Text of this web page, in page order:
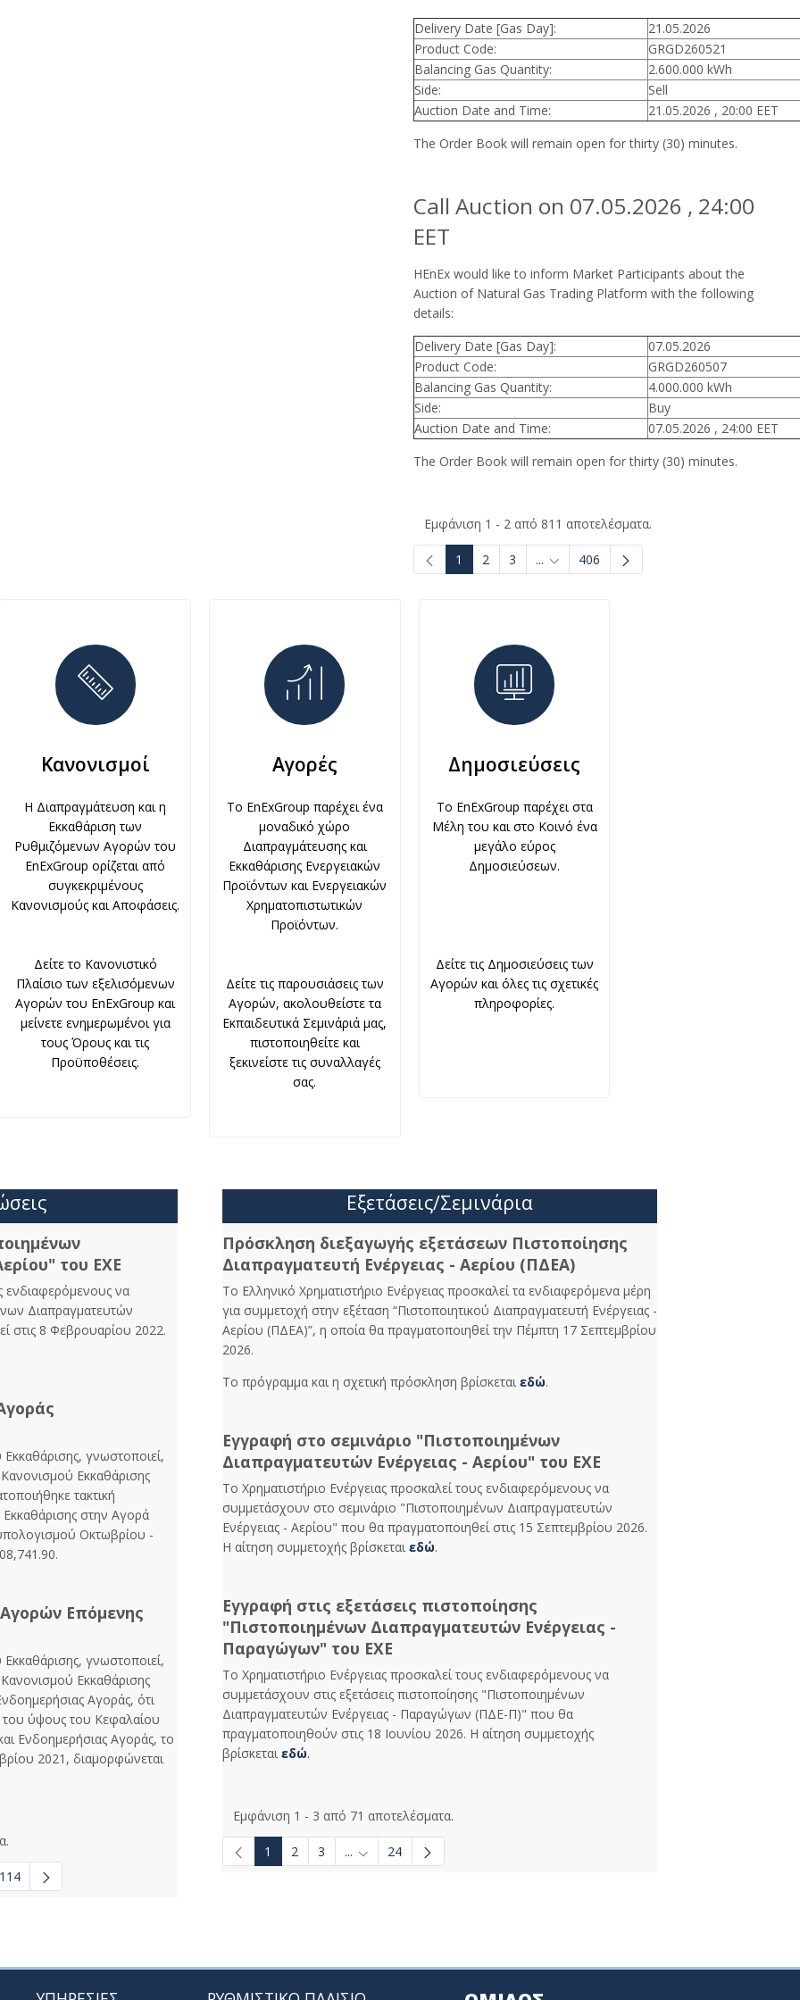
Delivery Date [Gas Day]:
21.05.2026
Product Code:
GRGD260521
Balancing Gas Quantity:
2.600.000 kWh
Side:
Sell
Auction Date and Time:
21.05.2026 , 20:00 EET
The Order Book will remain open for thirty (30) minutes.
Call Auction on 07.05.2026 , 24:00
EET
HEnEx would like to inform Market Participants about the
Auction of Natural Gas Trading Platform with the following
details:
Delivery Date [Gas Day]:
07.05.2026
Product Code:
GRGD260507
Balancing Gas Quantity:
4.000.000 kWh
Side:
Buy
Auction Date and Time:
07.05.2026 , 24:00 EET
The Order Book will remain open for thirty (30) minutes.
Εμφάνιση 1 - 2 από 811 αποτελέσματα.
1 2 3 ... Ενδιάμεσες σελίδες Use TAB to navigate.
406
Κανονισμοί
Η Διαπραγμάτευση και η
Εκκαθάριση των
Ρυθμιζόμενων Αγορών του
EnExGroup ορίζεται από
συγκεκριμένους
Κανονισμούς και Αποφάσεις.
Δείτε το Κανονιστικό
Πλαίσιο των εξελισόμενων
Αγορών του EnExGroup και
μείνετε ενημερωμένοι για
τους Όρους και τις
Προϋποθέσεις.
Αγορές
Το EnExGroup παρέχει ένα
μοναδικό χώρο
Διαπραγμάτευσης και
Εκκαθάρισης Ενεργειακών
Προϊόντων και Ενεργειακών
Χρηματοπιστωτικών
Προϊόντων.
Δείτε τις παρουσιάσεις των
Αγορών, ακολουθείστε τα
Εκπαιδευτικά Σεμινάριά μας,
πιστοποιηθείτε και
ξεκινείστε τις συναλλαγές
σας.
Δημοσιεύσεις
To EnExGroup παρέχει στα
Μέλη του και στο Κοινό ένα
μεγάλο εύρος
Δημοσιεύσεων.
Δείτε τις Δημοσιεύσεις των
Αγορών και όλες τις σχετικές
πληροφορίες.
του ΕΧΕ
ενδιαφερόμενους να
Διαπραγματευτών
στις 8 Φεβρουαρίου 2022.
γνωστοποιεί,
Εκκαθάρισης
τακτική
στην Αγορά
Οκτωβρίου -
Επόμενης
γνωστοποιεί,
Εκκαθάρισης
Αγοράς, ότι
του ύψους του Κεφαλαίου
Ενδοημερήσιας Αγοράς, το
2021, διαμορφώνεται
navigate.σελίδες Use TAB to navigate.
Εξετάσεις/Σεμινάρια
Πρόσκληση διεξαγωγής εξετάσεων Πιστοποίησης
Διαπραγματευτή Ενέργειας - Αερίου (ΠΔΕΑ)
Το Ελληνικό Χρηματιστήριο Ενέργειας προσκαλεί τα ενδιαφερόμενα μέρη
για συμμετοχή στην εξέταση “Πιστοποιητικού Διαπραγματευτή Ενέργειας -
Αερίου (ΠΔΕΑ)”, η οποία θα πραγματοποιηθεί την Πέμπτη 17 Σεπτεμβρίου
2026.
Το πρόγραμμα και η σχετική πρόσκληση βρίσκεταιεδώ.
Εγγραφή στο σεμινάριο "Πιστοποιημένων
Διαπραγματευτών Ενέργειας - Αερίου" του ΕΧΕ
Το Χρηματιστήριο Ενέργειας προσκαλεί τους ενδιαφερόμενους να
συμμετάσχουν στο σεμινάριο "Πιστοποιημένων Διαπραγματευτών
Ενέργειας - Αερίου" που θα πραγματοποιηθεί στις 15 Σεπτεμβρίου 2026.
Η αίτηση συμμετοχής βρίσκεταιεδώ.
Εγγραφή στις εξετάσεις πιστοποίησης
"Πιστοποιημένων Διαπραγματευτών Ενέργειας -
Παραγώγων" του ΕΧΕ
Το Χρηματιστήριο Ενέργειας προσκαλεί τους ενδιαφερόμενους να
συμμετάσχουν στις εξετάσεις πιστοποίησης "Πιστοποιημένων
Διαπραγματευτών Ενέργειας - Παραγώγων (ΠΔΕ-Π)" που θα
πραγματοποιηθούν στις 18 Ιουνίου 2026. Η αίτηση συμμετοχής
βρίσκεταιεδώ.
Εμφάνιση 1 - 3 από 71 αποτελέσματα.
1 2 3 ... Ενδιάμεσες σελίδες Use TAB to navigate.
24